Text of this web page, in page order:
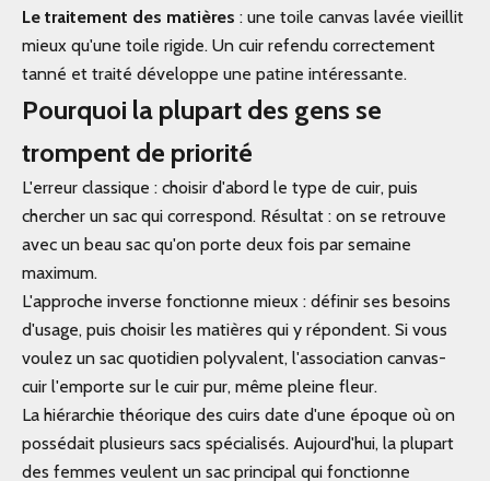
Le traitement des matières : une toile canvas lavée vieillit
mieux qu'une toile rigide. Un cuir refendu correctement
tanné et traité développe une patine intéressante.
Pourquoi la plupart des gens se
trompent de priorité
L'erreur classique : choisir d'abord le type de cuir, puis
chercher un sac qui correspond. Résultat : on se retrouve
avec un beau sac qu'on porte deux fois par semaine
maximum.
L'approche inverse fonctionne mieux : définir ses besoins
d'usage, puis choisir les matières qui y répondent. Si vous
voulez un sac quotidien polyvalent, l'association canvas-
cuir l'emporte sur le cuir pur, même pleine fleur.
La hiérarchie théorique des cuirs date d'une époque où on
possédait plusieurs sacs spécialisés. Aujourd'hui, la plupart
des femmes veulent un sac principal qui fonctionne